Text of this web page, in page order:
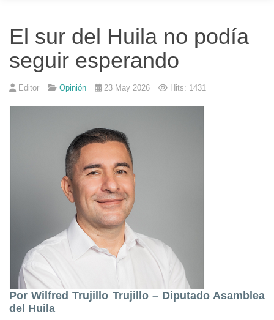
El sur del Huila no podía
seguir esperando
Editor Opinión 23 May 2026 Hits: 1431
Por Wilfred Trujillo Trujillo – Diputado Asamblea
del Huila